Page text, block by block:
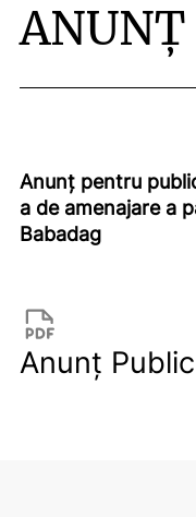
ANUNȚ
Anunț pentru
a de amenajare a
Babadag
Anunț